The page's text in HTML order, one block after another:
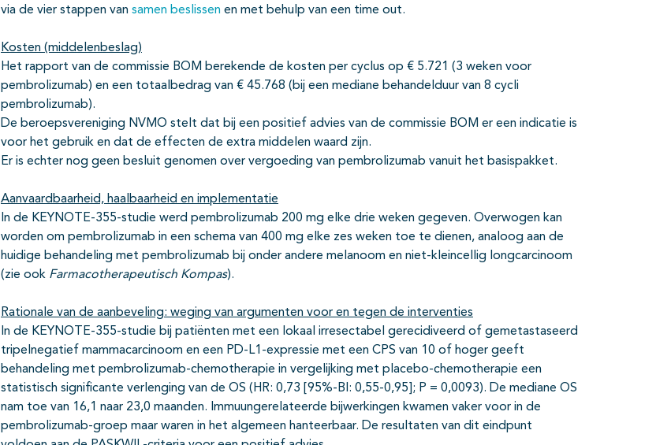
via de vier stappen van samen beslissen en met behulp van een time out.
Kosten (middelenbeslag)
Het rapport van de commissie BOM berekende de kosten per cyclus op € 5.721 (3 weken voor
pembrolizumab) en een totaalbedrag van € 45.768 (bij een mediane behandelduur van 8 cycli
pembrolizumab).
De beroepsvereniging NVMO stelt dat bij een positief advies van de commissie BOM er een indicatie is
voor het gebruik en dat de effecten de extra middelen waard zijn.
Er is echter nog geen besluit genomen over vergoeding van pembrolizumab vanuit het basispakket.
Aanvaardbaarheid, haalbaarheid en implementatie
In de KEYNOTE-355-studie werd pembrolizumab 200 mg elke drie weken gegeven. Overwogen kan
worden om pembrolizumab in een schema van 400 mg elke zes weken toe te dienen, analoog aan de
huidige behandeling met pembrolizumab bij onder andere melanoom en niet-kleincellig longcarcinoom
(zie ook Farmacotherapeutisch Kompas).
Rationale van de aanbeveling: weging van argumenten voor en tegen de interventies
In de KEYNOTE-355-studie bij patiënten met een lokaal irresectabel gerecidiveerd of gemetastaseerd
tripelnegatief mammacarcinoom en een PD-L1-expressie met een CPS van 10 of hoger geeft
behandeling met pembrolizumab-chemotherapie in vergelijking met placebo-chemotherapie een
statistisch significante verlenging van de OS (HR: 0,73 [95%-BI: 0,55-0,95]; P = 0,0093). De mediane OS
nam toe van 16,1 naar 23,0 maanden. Immuungerelateerde bijwerkingen kwamen vaker voor in de
pembrolizumab-groep maar waren in het algemeen hanteerbaar. De resultaten van dit eindpunt